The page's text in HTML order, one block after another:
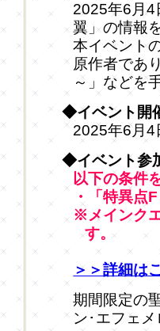
2025年6月4
翼」の情報
本イベント
原作者であ
～」などを
◆イベント開
2025年6月4
◆イベント参
以下の条件
・「特異点
※メインク
す。
＞＞詳細は
期間限定の
ン･エフェメ